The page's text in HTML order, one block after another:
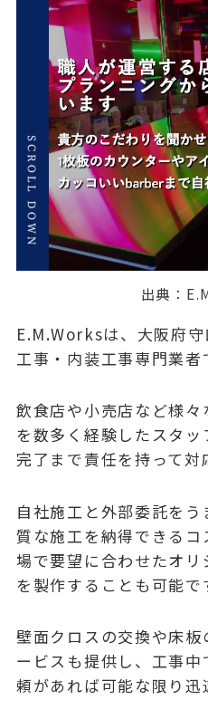
出典：
E.M.Worksは、大阪府
工事・内装工事専門業者
飲食店や小売店など様
を数多く経験したスタ
完了まで責任を持って対
自社施工と外部委託を
質な施工を納得できる
場で要望に合わせたオ
を製作することも可能で
壁面クロスの交換や床
ービスも提供し、工事
頼があれば可能な限り迅